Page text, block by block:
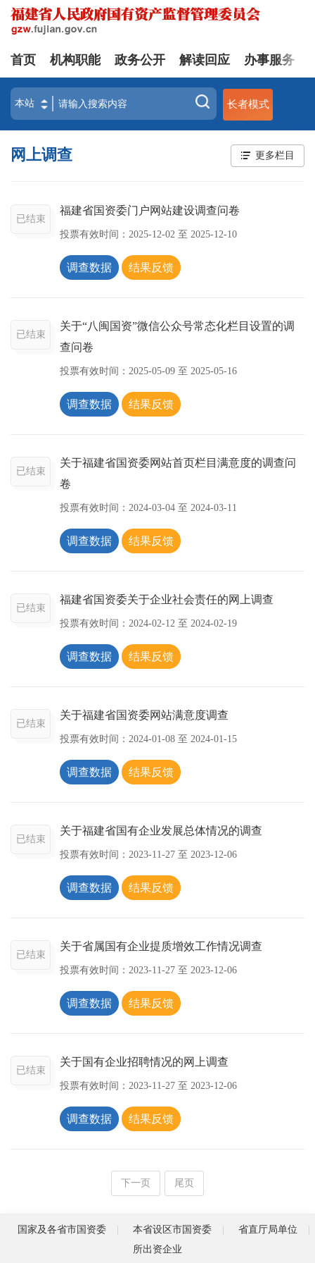
首页 机构职能 政务公开 解读回应 办事服务
长者模式
网上调查 更多栏目
已结束
福建省国资委门户网站建设调查问卷
投票有效时间： 2025-12-02 至 2025-12-10
调查数据 结果反馈
已结束
关于“八闽国资”微信公众号常态化栏目设置的调
查问卷
投票有效时间： 2025-05-09 至 2025-05-16
调查数据 结果反馈
已结束
关于福建省国资委网站首页栏目满意度的调查问
卷
投票有效时间： 2024-03-04 至 2024-03-11
调查数据 结果反馈
已结束
福建省国资委关于企业社会责任的网上调查
投票有效时间： 2024-02-12 至 2024-02-19
调查数据 结果反馈
已结束
关于福建省国资委网站满意度调查
投票有效时间： 2024-01-08 至 2024-01-15
调查数据 结果反馈
已结束
关于福建省国有企业发展总体情况的调查
投票有效时间： 2023-11-27 至 2023-12-06
调查数据 结果反馈
已结束
关于省属国有企业提质增效工作情况调查
投票有效时间： 2023-11-27 至 2023-12-06
调查数据 结果反馈
已结束
关于国有企业招聘情况的网上调查
投票有效时间： 2023-11-27 至 2023-12-06
调查数据 结果反馈
下一页 尾页
国家及各省市国资委 本省设区市国资委
省直厅局单位
所出资企业